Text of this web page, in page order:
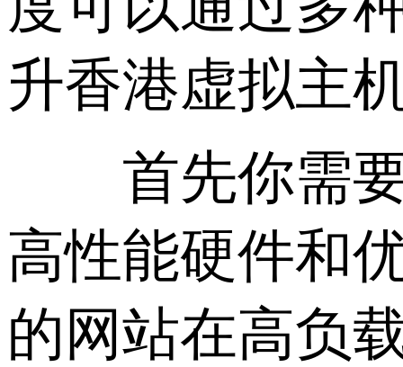
升香港虚拟主
首先你需要
高性能硬件和
的网站在高负